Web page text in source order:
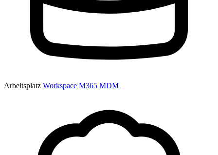
Arbeitsplatz Workspace M365 MDM